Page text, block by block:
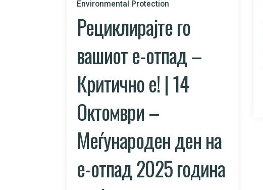
Environmental Protection
Рециклирајте го
вашиот е-отпад –
Критично e! | 14
Октомври –
Меѓународен ден на
е-отпад 2025 година